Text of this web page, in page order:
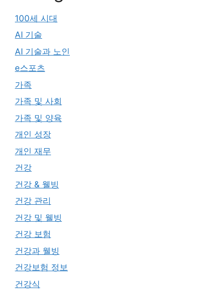
100세 시대
AI 기술
AI 기술과 노인
e스포츠
가족
가족 및 사회
가족 및 양육
개인 성장
개인 재무
건강
건강 & 웰빙
건강 관리
건강 및 웰빙
건강 보험
건강과 웰빙
건강보험 정보
건강식